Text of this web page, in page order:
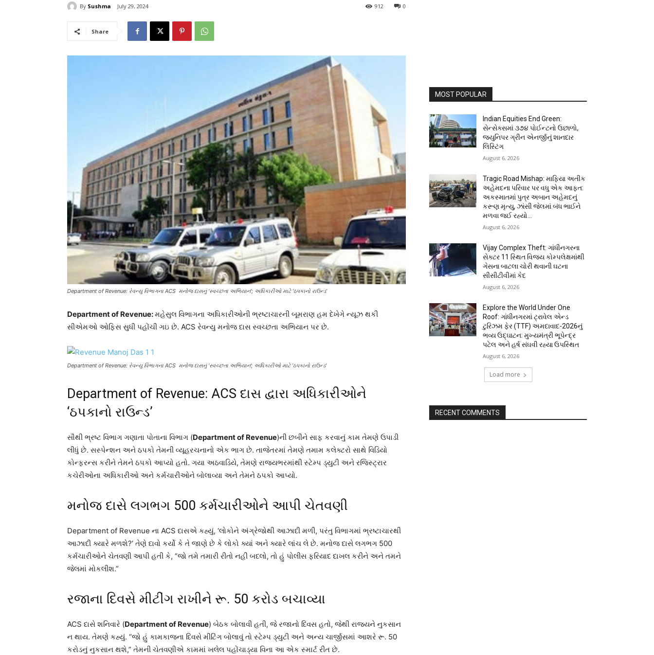
By Sushma July 29, 2024 0
912
Share
Department of Revenue: રેવન્યુ વિભાગના ACS મનોજ દાસનું 'સ્વચ્છતા અભિયાન'; અધિકારીઓ માટે ‘ઠપકાનો રાઉન્ડ’
Department of Revenue:મહેસુલ વિભાગના અધિકારીઓની ભ્રષ્ટાચારની બૂમરાણ હમ દેખેગે ન્યૂઝ થકી
સીએમઓ ઓફિસ સુધી પહોંચી ગઇ છે. ACS રેવન્યુ મનોજ દાસ સ્વચ્છતા અભિયાન પર છે.
Department of Revenue: રેવન્યુ વિભાગના ACS મનોજ દાસનું ‘સ્વચ્છતા અભિયાન’; અધિકારીઓ માટે ‘ઠપકાનો રાઉન્ડ’
Department of Revenue: ACS દાસ દ્વારા અધિકારીઓને
‘ઠપકાનો રાઉન્ડ’
સૌથી ભ્રષ્ટ વિભાગ ગણાતા પોતાના વિભાગ (Department of Revenue)ની છબીને સાફ કરવાનું કામ તેમણે ઉપાડી
લીધું છે. સસ્પેન્શન અને ઠપકો તેમની વ્યૂહરચનાનો એક ભાગ છે. તાજેતરમાં તેમણે તમામ કલેક્ટરો સાથે વિડિયો
કોન્ફરન્સ કરીને તેમને ઠપકો આપ્યો હતો. ગયા અઠવાડિયે, તેમણે રાજ્યભરમાંથી સ્ટેમ્પ ડ્યુટી અને રજિસ્ટ્રાર
કચેરીઓના અધિકારીઓ અને કર્મચારીઓને બોલાવ્યા અને તેમને ઠપકો આપ્યો.
મનોજ દાસે લગભગ 500 કર્મચારીઓને આપી ચેતવણી
Department of Revenue ના ACS દાસએ કહ્યું, ‘લોકોને અંગ્રેજોથી આઝાદી મળી, પરંતુ વિભાગમાં ભ્રષ્ટાચારથી
આઝાદી ક્યારે મળશે?’ તેણે દાવો કર્યો કે તે જાણે છે કે લોકો ક્યાં અને ક્યારે લાંચ લે છે. મનોજ દાસે લગભગ 500
કર્મચારીઓને ચેતવણી આપી હતી કે, “જો તમે તમારી રીતો નહીં બદલો, તો હું પોલીસ ફરિયાદ દાખલ કરીને અને તમને
જેલમાં મોકલીશ.”
રજાના દિવસે મીટીંગ રાખીને રૂ. 50 કરોડ બચાવ્યા
ACS દાસે શનિવારે (Department of Revenue) બેઠક બોલાવી હતી, જે રજાનો દિવસ હતો, જેથી રાજ્યને નુકસાન
ન થાય. તેમણે કહ્યું. “જો હું કામકાજના દિવસે મીટિંગ બોલાવું તો સ્ટેમ્પ ડ્યુટી અને અન્ય ચાર્જીસમાં આશરે રૂ. 50
કરોડનું નુકસાન થશે,” તેમની ચેતવણીએ કામમાં ખલેલ પહોંચાડ્યા વિના આ એક સ્માર્ટ રીત છે.
MOST POPULAR
Indian Equities End Green:
સેન્સેક્સમાં ૩૭૪ પોઈન્ટનો ઉછાળો,
જ્યુનિપર ગ્રીન એનર્જીનું શાનદાર
લિસ્ટિંગ
August 6, 2026
Tragic Road Mishap: માફિયા અતીક
અહેમદના પરિવાર પર વધુ એક આફત:
અકસ્માતમાં પુત્ર અબાન અહેમદનું
કરૂણ મૃત્યુ, ઝાંસી જેલમાં બંધ ભાઈને
મળવા જઈ રહ્યો...
August 6, 2026
Vijay Complex Theft: ગાંધીનગરના
સેક્ટર 11 સ્થિત વિજય કોમ્પલેક્ષમાંથી
ગેસના બાટલા ચોરી થવાની ઘટના
સીસીટીવીમાં કેદ
August 6, 2026
Explore the World Under One
Roof: ગાંધીનગરમાં ટ્રાવેલ એન્ડ
ટુરિઝમ ફેર (TTF) અમદાવાદ-2026નું
ભવ્ય ઉદ્ઘાટન: મુખ્યમંત્રી ભૂપેન્દ્ર
પટેલ અને હર્ષ સંઘવી રહ્યા ઉપસ્થિત
August 6, 2026
Load more
RECENT COMMENTS